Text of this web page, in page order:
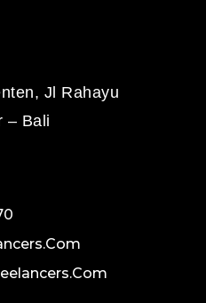
Jl Rahayu
– Bali